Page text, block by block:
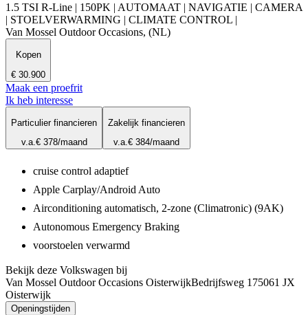
1.5 TSI R-Line | 150PK | AUTOMAAT | NAVIGATIE | CAMERA
| STOELVERWARMING | CLIMATE CONTROL |
Van Mossel Outdoor Occasions, (NL)
Kopen
€ 30.900
Maak een proefrit
Ik heb interesse
Particulier financieren
v.a.€ 378/maand
Zakelijk financieren
v.a.€ 384/maand
cruise control adaptief
Apple Carplay/Android Auto
Airconditioning automatisch, 2-zone (Climatronic) (9AK)
Autonomous Emergency Braking
voorstoelen verwarmd
Bekijk deze Volkswagen bij
Van Mossel Outdoor Occasions OisterwijkBedrijfsweg 175061 JX
Oisterwijk
Openingstijden